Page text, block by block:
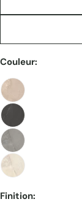
Couleur:
Finition: